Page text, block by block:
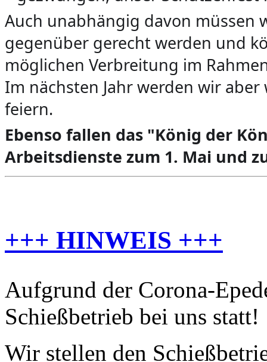
Auch unabhängig davon müssen
gegenüber gerecht werden und
möglichen Verbreitung im
Im nächsten Jahr werden wir aber
feiern.
Ebenso fallen das "König der
Arbeitsdienste zum 1. Mai und
+++ HINWEIS +++
Aufgrund der Corona-
Schießbetrieb bei uns statt!
Wir stellen den